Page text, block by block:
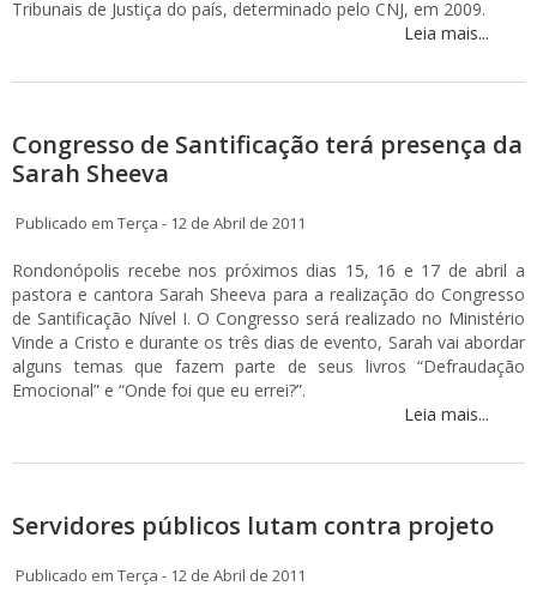
Tribunais de Justiça do país, determinado pelo CNJ, em 2009.
Leia mais...
Congresso de Santificação terá presença da
Sarah Sheeva
Publicado em Terça - 12 de Abril de 2011
Rondonópolis recebe nos próximos dias 15, 16 e 17 de abril a
pastora e cantora Sarah Sheeva para a realização do Congresso
de Santificação Nível I. O Congresso será realizado no Ministério
Vinde a Cristo e durante os três dias de evento, Sarah vai abordar
alguns temas que fazem parte de seus livros “Defraudação
Emocional” e “Onde foi que eu errei?”.
Leia mais...
Servidores públicos lutam contra projeto
Publicado em Terça - 12 de Abril de 2011